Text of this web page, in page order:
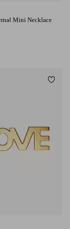
Mini Necklace